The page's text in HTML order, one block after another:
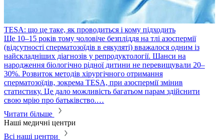
TESA: що це таке, як проводиться і кому підходить
​Ще 10–15 років тому чоловіче безпліддя на тлі азоспермії
(відсутності сперматозоїдів в еякуляті) вважалося одним із
найскладніших діагнозів у репродуктології. Шанси на
народження біологічно рідної дитини не перевищували 20–
30%. Розвиток методів хірургічного отримання
сперматозоїдів, зокрема TESA, при азоспермії змінив
статистику. Це дало можливість багатьом парам здійснити
свою мрію про батьківство.…
Читати більше
Наші медичні центри
Всі наші центри